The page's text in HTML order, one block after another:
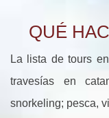
QUÉ
La lista de tours en
travesías en
snorkeling; pesca,